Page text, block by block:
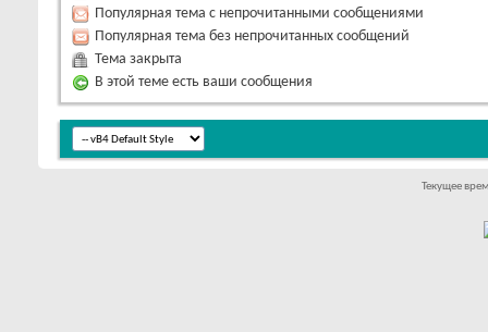
Популярная тема с непрочитанными сообщениями
Популярная тема без непрочитанных сообщений
Тема закрыта
В этой теме есть ваши сообщения
Текущее